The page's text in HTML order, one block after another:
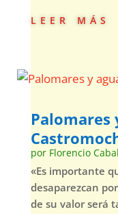
leer más
Palomares
por Florencio
«Es importante
desaparezcan
de su valor será